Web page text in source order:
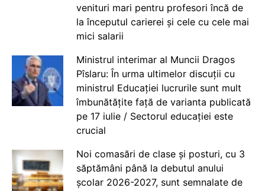
venituri mari pentru profesori încă de
la începutul carierei și cele cu cele mai
mici salarii
Ministrul interimar al Muncii Dragos
Pîslaru: În urma ultimelor discuții cu
ministrul Educației lucrurile sunt mult
îmbunătățite față de varianta publicată
pe 17 iulie / Sectorul educației este
crucial
Noi comasări de clase și posturi, cu 3
săptămâni până la debutul anului
școlar 2026-2027, sunt semnalate de